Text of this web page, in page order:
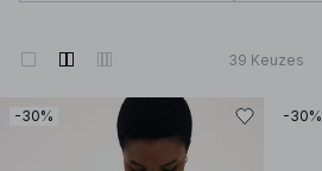
39 Keuzes
-30% -30%